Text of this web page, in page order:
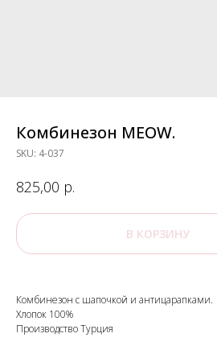
Комбинезон MEOW.
SKU: 4-037
825,00 р.
В КОРЗИНУ
Комбинезон с шапочкой и антицарапками.
Хлопок 100%
Производство Турция